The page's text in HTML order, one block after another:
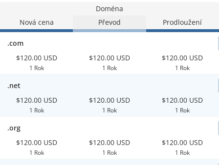
Doména
Nová cena
Převod Prodloužení
.com
$120.00 USD
1 Rok
$120.00 USD
1 Rok
$120.00 USD
1 Rok
.net
$120.00 USD
1 Rok
$120.00 USD
1 Rok
$120.00 USD
1 Rok
.org
$120.00 USD
1 Rok
$120.00 USD
1 Rok
$120.00 USD
1 Rok